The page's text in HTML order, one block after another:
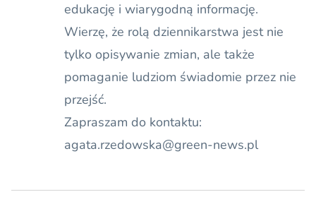
edukację i wiarygodną informację.
Wierzę, że rolą dziennikarstwa jest nie
tylko opisywanie zmian, ale także
pomaganie ludziom świadomie przez nie
przejść.
Zapraszam do kontaktu:
agata.rzedowska@green-news.pl